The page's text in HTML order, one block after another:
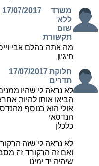
משרד
ללא
שום
תקשורת
17/07/2017
מה אתה בהלם אבי
היגיון
חלוקת
תדרים
17/07/2017
לא נראה לי שהיו
הביאו אותו להיות
אולי הוא בנוסף מהנדס
הנדסאי
כלכלן
לא נראה לי שזה
ואם זה הרקורד זה
שיהיה יד ימינו